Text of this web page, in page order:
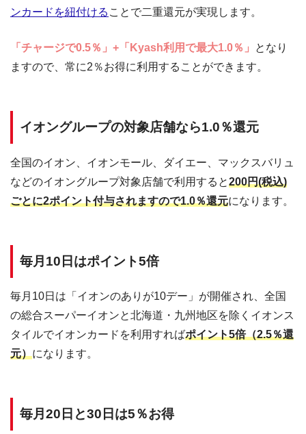
ンカードを紐付ける ことで二重還元が実現します。
「チャージで0.5％」+「Kyash利用で最大1.0％」
となり
ますので、常に2％お得に利用することができます。
イオングループの対象店舗なら1.0％還元
全国のイオン、イオンモール、ダイエー、マックスバリュ
などのイオングループ対象店舗で利用すると200円(税込)
ごとに2ポイント付与されますので1.0％還元になります。
毎月10日はポイント5倍
毎月10日は「イオンのありが10デー」が開催され、全国
の総合スーパーイオンと北海道・九州地区を除くイオンス
タイルでイオンカードを利用すればポイント5倍（2.5％還
元）になります。
毎月20日と30日は5％お得